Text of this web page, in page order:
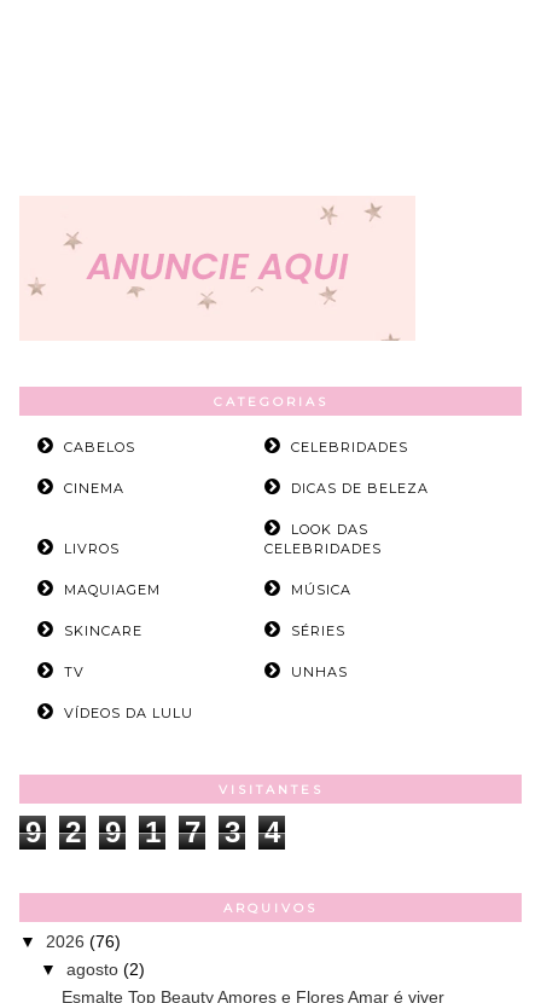
CATEGORIAS
CABELOS CELEBRIDADES
CINEMA DICAS DE BELEZA
LIVROS
LOOK DAS
CELEBRIDADES
MAQUIAGEM MÚSICA
SKINCARE SÉRIES
TV UNHAS
VÍDEOS DA LULU
VISITANTES
9 2 9 1 7 3 4
ARQUIVOS
▼ 2026 (76)
▼ agosto (2)
Esmalte Top Beauty Amores e Flores Amar é viver